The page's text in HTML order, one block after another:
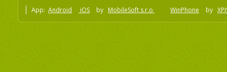
App: Android iOS by MobileSoft s.r.o WinPhone by